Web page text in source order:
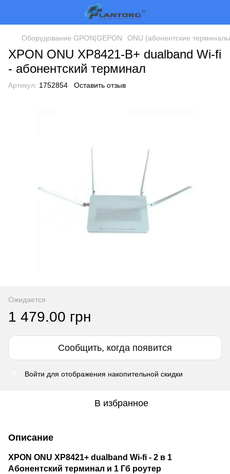
Оборудование GPON|GEPON ONU (абонентские
XPON ONU XP8421-B+ dualband Wi-fi
- абонентский терминал
Артикул: 1752854 Оставить отзыв
Ожидается
1 479.00 грн
Сообщить, когда появится
Войти для отображения накопительной скидки
В избранное
Описание
XPON ONU XP8421+ dualband Wi-fi - 2 в 1
Абонентский терминал и 1 Гб роутер